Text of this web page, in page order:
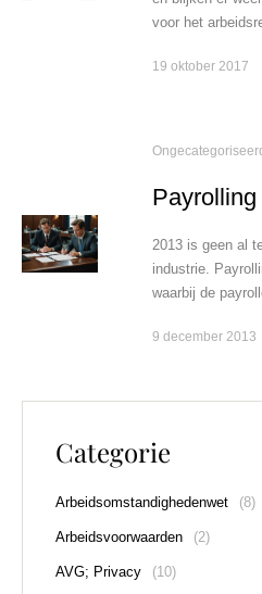
voor het
19 oktober 2017
2013 is geen al
industrie.
waarbij de
9 december 2013
Categorie
Arbeidsomstandighedenwet (8)
Arbeidsvoorwaarden (2)
AVG; Privacy (10)